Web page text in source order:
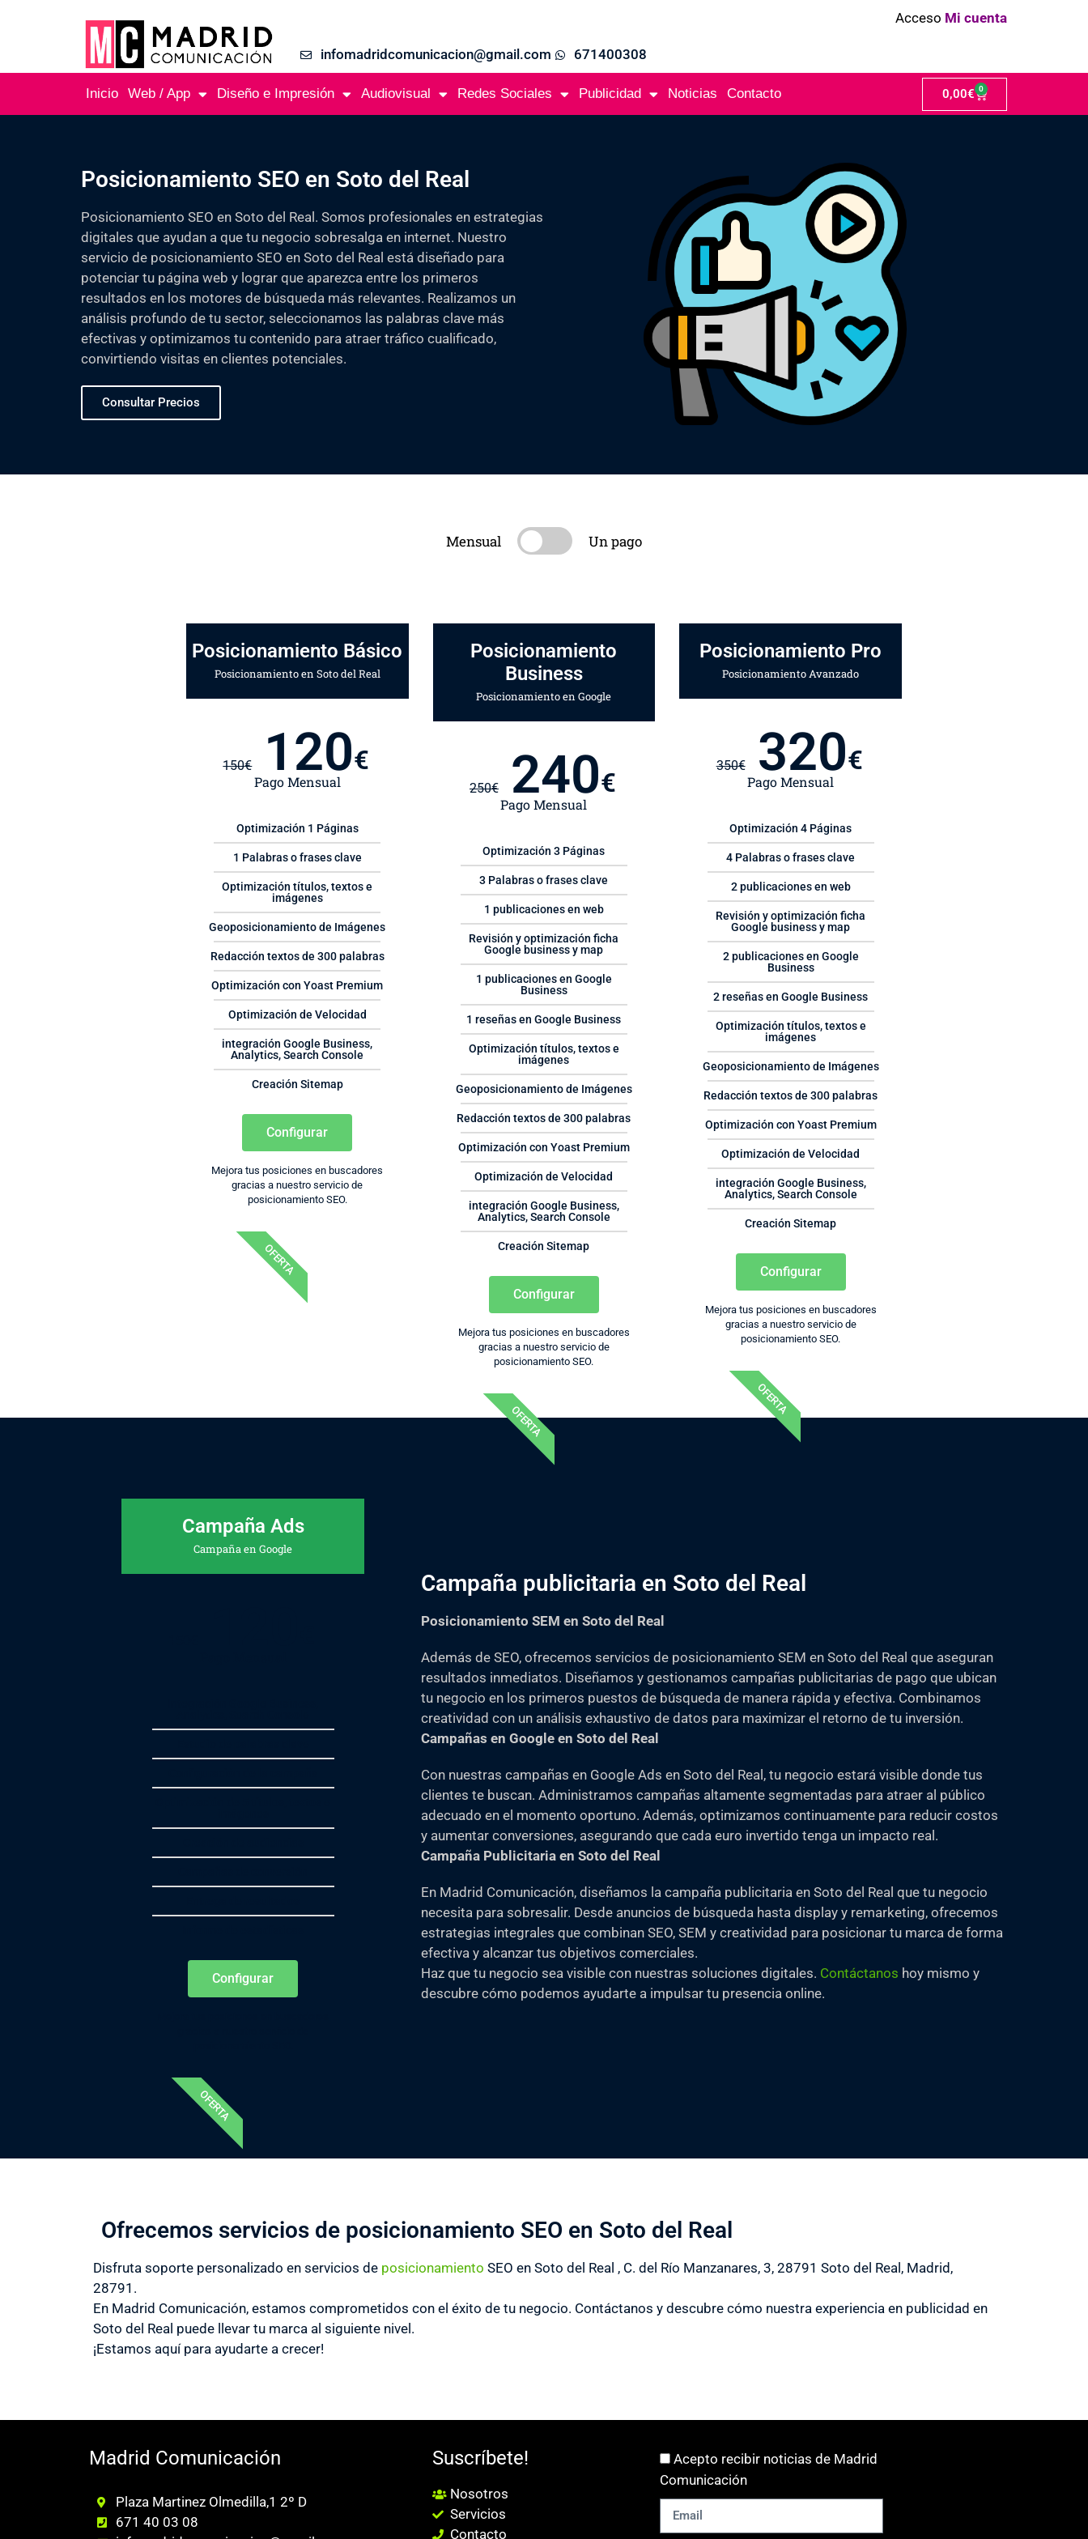
Acceso Mi cuenta
infomadridcomunicacion@gmail.com 671400308
Inicio Web / App Diseño e Impresión Audiovisual Redes Sociales Publicidad Noticias Contacto 0,00€ 0
Posicionamiento SEO en Soto del Real
Posicionamiento SEO en Soto del Real. Somos profesionales en estrategias
digitales que ayudan a que tu negocio sobresalga en internet. Nuestro
servicio de posicionamiento SEO en Soto del Real está diseñado para
potenciar tu página web y lograr que aparezca entre los primeros
resultados en los motores de búsqueda más relevantes. Realizamos un
análisis profundo de tu sector, seleccionamos las palabras clave más
efectivas y optimizamos tu contenido para atraer tráfico cualificado,
convirtiendo visitas en clientes potenciales.
Consultar Precios
Mensual Un pago
Posicionamiento Básico
Posicionamiento en Soto del Real
150€ 120€
Pago Mensual
Optimización 1 Páginas
1 Palabras o frases clave
Optimización títulos, textos e
imágenes
Geoposicionamiento de Imágenes
Redacción textos de 300 palabras
Optimización con Yoast Premium
Optimización de Velocidad
integración Google Business,
Analytics, Search Console
Creación Sitemap
Configurar
Mejora tus posiciones en buscadores
gracias a nuestro servicio de
posicionamiento SEO.
OFERTA
Posicionamiento
Business
Posicionamiento en Google
250€ 240€
Pago Mensual
Optimización 3 Páginas
3 Palabras o frases clave
1 publicaciones en web
Revisión y optimización ficha
Google business y map
1 publicaciones en Google
Business
1 reseñas en Google Business
Optimización títulos, textos e
imágenes
Geoposicionamiento de Imágenes
Redacción textos de 300 palabras
Optimización con Yoast Premium
Optimización de Velocidad
integración Google Business,
Analytics, Search Console
Creación Sitemap
Configurar
Mejora tus posiciones en buscadores
gracias a nuestro servicio de
posicionamiento SEO.
OFERTA
Posicionamiento Pro
Posicionamiento Avanzado
350€ 320€
Pago Mensual
Optimización 4 Páginas
4 Palabras o frases clave
2 publicaciones en web
Revisión y optimización ficha
Google business y map
2 publicaciones en Google
Business
2 reseñas en Google Business
Optimización títulos, textos e
imágenes
Geoposicionamiento de Imágenes
Redacción textos de 300 palabras
Optimización con Yoast Premium
Optimización de Velocidad
integración Google Business,
Analytics, Search Console
Creación Sitemap
Configurar
Mejora tus posiciones en buscadores
gracias a nuestro servicio de
posicionamiento SEO.
OFERTA
Campaña Ads
Campaña en Google
Configurar
OFERTA
Campaña publicitaria en Soto del Real
Posicionamiento SEM en Soto del Real
Además de SEO, ofrecemos servicios de posicionamiento SEM en Soto del Real que aseguran
resultados inmediatos. Diseñamos y gestionamos campañas publicitarias de pago que ubican
tu negocio en los primeros puestos de búsqueda de manera rápida y efectiva. Combinamos
creatividad con un análisis exhaustivo de datos para maximizar el retorno de tu inversión.
Campañas en Google en Soto del Real
Con nuestras campañas en Google Ads en Soto del Real, tu negocio estará visible donde tus
clientes te buscan. Administramos campañas altamente segmentadas para atraer al público
adecuado en el momento oportuno. Además, optimizamos continuamente para reducir costos
y aumentar conversiones, asegurando que cada euro invertido tenga un impacto real.
Campaña Publicitaria en Soto del Real
En Madrid Comunicación, diseñamos la campaña publicitaria en Soto del Real que tu negocio
necesita para sobresalir. Desde anuncios de búsqueda hasta display y remarketing, ofrecemos
estrategias integrales que combinan SEO, SEM y creatividad para posicionar tu marca de forma
efectiva y alcanzar tus objetivos comerciales.
Haz que tu negocio sea visible con nuestras soluciones digitales. Contáctanos hoy mismo y
descubre cómo podemos ayudarte a impulsar tu presencia online.
Ofrecemos servicios de posicionamiento SEO en Soto del Real
Disfruta soporte personalizado en servicios de posicionamiento SEO en Soto del Real , C. del Río Manzanares, 3, 28791 Soto del Real, Madrid,
28791.
En Madrid Comunicación, estamos comprometidos con el éxito de tu negocio. Contáctanos y descubre cómo nuestra experiencia en publicidad en
Soto del Real puede llevar tu marca al siguiente nivel.
¡Estamos aquí para ayudarte a crecer!
Madrid Comunicación
Plaza Martinez Olmedilla,1 2º D
671 40 03 08
Suscríbete!
Nosotros
Servicios
Contacto
Acepto recibir noticias de Madrid
Comunicación